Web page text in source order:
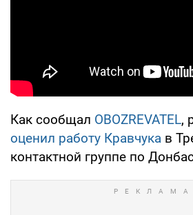
Как сообщал OBOZREVATEL,
оценил работу Кравчука в
контактной группе по